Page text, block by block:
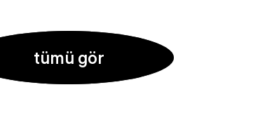
tümü gör